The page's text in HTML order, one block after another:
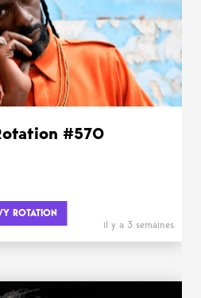
#570
ROTATION
il y a 3 semaines